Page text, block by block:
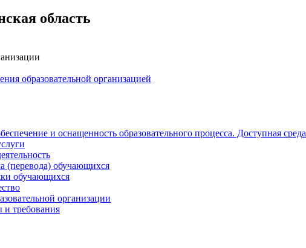
область
образовательной организацией
и оснащенность образовательного процесса. Доступная среда
(перевода) обучающихся
обучающихся
организации
и требования